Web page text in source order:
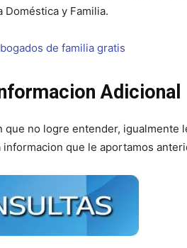
Doméstica y Familia.
Adicional
no logre entender, igualmente
que le aportamos